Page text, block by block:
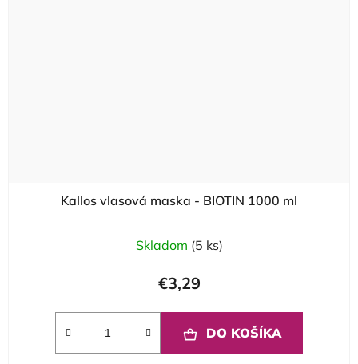
Kallos vlasová maska - BIOTIN 1000 ml
Skladom (5 ks)
€3,29
DO KOŠÍKA